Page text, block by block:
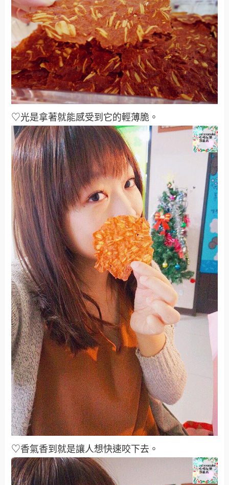
♡光是拿著就能感受到它的輕薄脆。
♡香氣香到就是讓人想快速咬下去。